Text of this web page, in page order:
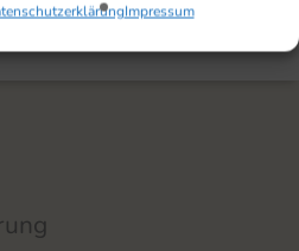
Impressum